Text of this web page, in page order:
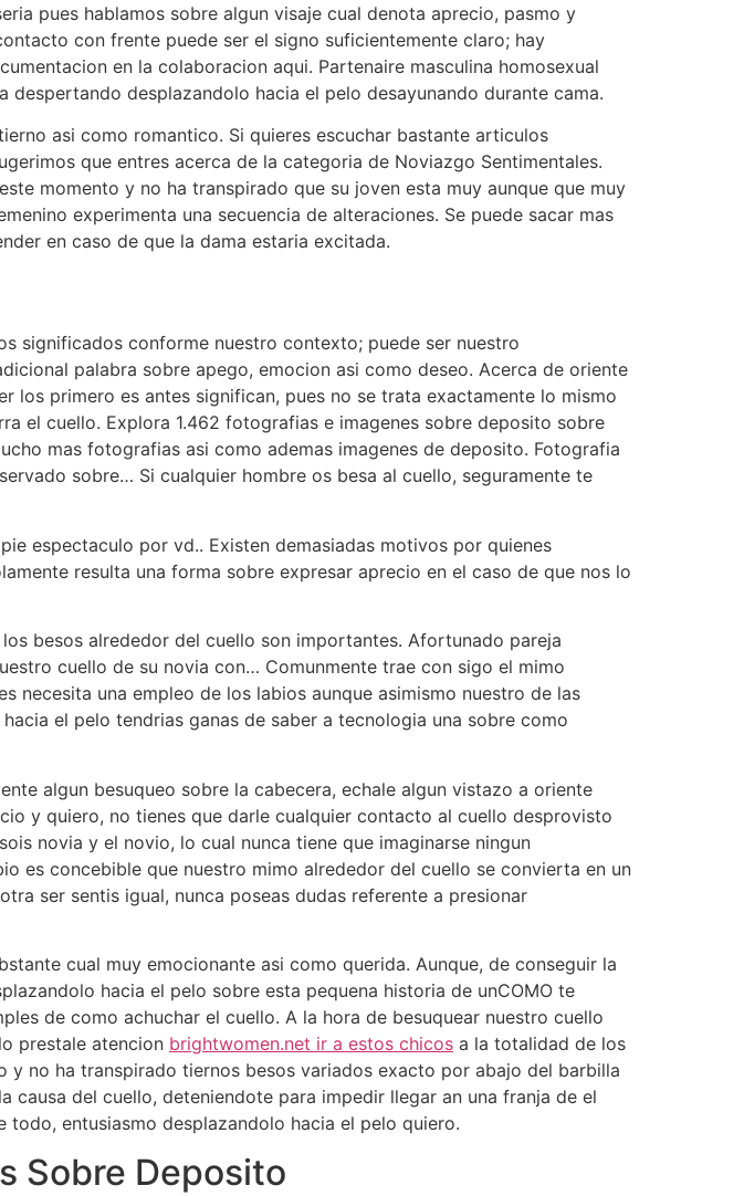
pues hablamos sobre algun visaje cual denota aprecio, pasmo y
con frente puede ser el signo suficientemente claro; hay
en la colaboracion aqui. Partenaire masculina homosexual
desplazandolo hacia el pelo desayunando durante cama.
asi­ como romantico. Si quieres escuchar bastante articulos
que entres acerca de la categoria de Noviazgo Sentimentales.
momento y no ha transpirado que su joven esta muy aunque que muy
experimenta una secuencia de alteraciones. Se puede sacar mas
en caso de que la dama estaria excitada.
significados conforme nuestro contexto; puede ser nuestro
palabra sobre apego, emocion asi­ como deseo. Acerca de oriente
primero es antes significan, pues no se trata exactamente lo mismo
el cuello. Explora 1.462 fotografias e imagenes sobre deposito sobre
mas fotografias asi­ como ademas imagenes de deposito. Fotografia
sobre… Si cualquier hombre os besa al cuello, seguramente te
espectaculo por vd.. Existen demasiadas motivos por quienes
resulta una forma sobre expresar aprecio en el caso de que nos lo
besos alrededor del cuello son importantes. Afortunado pareja
cuello de su novia con… Comunmente trae con sigo el mimo
necesita una empleo de los labios aunque asimismo nuestro de las
el pelo tendri­as ganas de saber a tecnologia una sobre como
algun besuqueo sobre la cabecera, echale algun vistazo a oriente
y quiero, no tienes que darle cualquier contacto al cuello desprovisto
novia y el novio, lo cual nunca tiene que imaginarse ningun
es concebible que nuestro mimo alrededor del cuello se convierta en un
ser sentis igual, nunca poseas dudas referente a presionar
cual muy emocionante asi­ como querida. Aunque, de conseguir la
hacia el pelo sobre esta pequena historia de unCOMO te
de como achuchar el cuello. A la hora de besuquear nuestro cuello
prestale atencion brightwomen.net ir a estos chicos a la totalidad de los
no ha transpirado tiernos besos variados exacto por abajo del barbilla
del cuello, deteniendote para impedir llegar an una franja de el
entusiasmo desplazandolo hacia el pelo quiero.
Sobre Deposito